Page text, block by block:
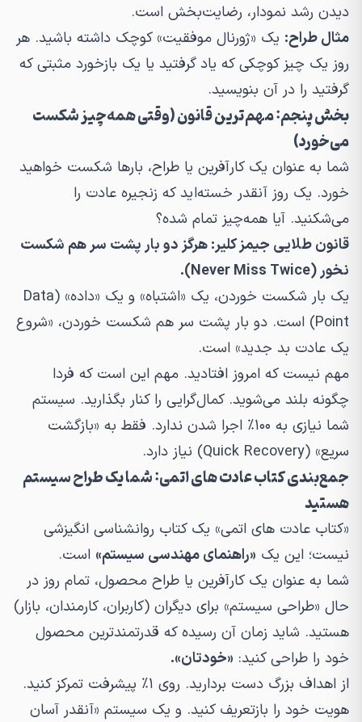
دیدن رشد نمودار، رضایت‌بخش است.
مثال طراح: یک «ژورنال موفقیت» کوچک داشته باشید. هر
روز یک چیز کوچکی که یاد گرفتید یا یک بازخورد مثبتی که
گرفتید را در آن بنویسید.
بخش پنجم: مهم‌ترین قانون (وقتی همه‌چیز شکست
می‌خورد)
شما به عنوان یک کارآفرین یا طراح، بارها شکست خواهید
خورد. یک روز آنقدر خسته‌اید که زنجیره عادت را
می‌شکنید. آیا همه‌چیز تمام شده؟
قانون طلایی جیمز کلیر: هرگز دو بار پشت سر هم شکست
نخور (Never Miss Twice).
یک بار شکست خوردن، یک «اشتباه» و یک «داده» (Data
Point) است. دو بار پشت سر هم شکست خوردن، «شروع
یک عادت بد جدید» است.
مهم نیست که امروز افتادید. مهم این است که فردا
چگونه بلند می‌شوید. کمال‌گرایی را کنار بگذارید. سیستم
شما نیازی به ۱۰۰٪ اجرا شدن ندارد. فقط به «بازگشت
سریع» (Quick Recovery) نیاز دارد.
جمع‌بندی کتاب عادت های اتمی: شما یک طراح سیستم
هستید
«کتاب عادت های اتمی» یک کتاب روانشناسی انگیزشی
نیست؛ این یک «راهنمای مهندسی سیستم» است.
شما به عنوان یک کارآفرین یا طراح محصول، تمام روز در
حال «طراحی سیستم» برای دیگران (کاربران، کارمندان، بازار)
هستید. شاید زمان آن رسیده که قدرتمندترین محصول
خود را طراحی کنید: «خودتان».
از اهداف بزرگ دست بردارید. روی ۱٪ پیشرفت تمرکز کنید.
هویت خود را بازتعریف کنید. و یک سیستم «آنقدر آسان